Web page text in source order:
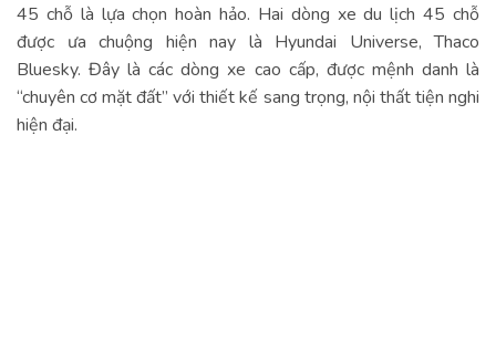
45 chỗ là lựa chọn hoàn hảo. Hai dòng xe du lịch 45 chỗ
được ưa chuộng hiện nay là Hyundai Universe, Thaco
Bluesky. Đây là các dòng xe cao cấp, được mệnh danh là
“chuyên cơ mặt đất” với thiết kế sang trọng, nội thất tiện nghi
hiện đại.